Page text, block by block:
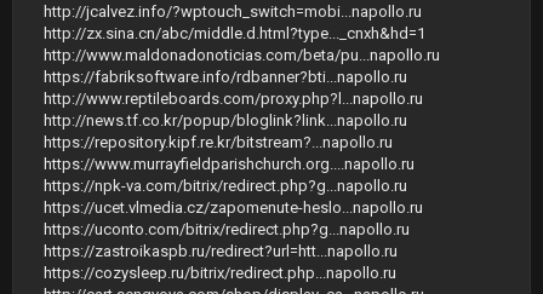
http://jcalvez.info/?wptouch_switch=mobi...napollo.ru
http://zx.sina.cn/abc/middle.d.html?type..._cnxh&hd=1
http://www.maldonadonoticias.com/beta/pu...napollo.ru
https://fabriksoftware.info/rdbanner?bti...napollo.ru
http://www.reptileboards.com/proxy.php?l...napollo.ru
http://news.tf.co.kr/popup/bloglink?link...napollo.ru
https://repository.kipf.re.kr/bitstream?...napollo.ru
https://www.murrayfieldparishchurch.org....napollo.ru
https://npk-va.com/bitrix/redirect.php?g...napollo.ru
https://ucet.vlmedia.cz/zapomenute-heslo...napollo.ru
https://uconto.com/bitrix/redirect.php?g...napollo.ru
https://zastroikaspb.ru/redirect?url=htt...napollo.ru
https://cozysleep.ru/bitrix/redirect.php...napollo.ru